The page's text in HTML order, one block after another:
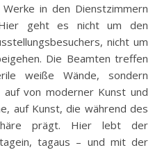
in den Dienstzimmern
geht es nicht um den
nicht um
Die Beamten treffen
weiße Wände, sondern
von moderner Kunst und
auf Kunst, die während des
prägt. Hier lebt der
tagaus – und mit der